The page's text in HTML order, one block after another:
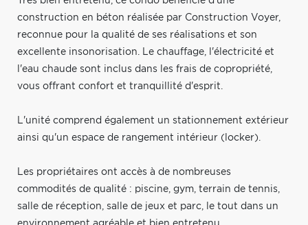
construction en béton réalisée par Construction Voyer,
reconnue pour la qualité de ses réalisations et son
excellente insonorisation. Le chauffage, l'électricité et
l'eau chaude sont inclus dans les frais de copropriété,
vous offrant confort et tranquillité d'esprit.
L'unité comprend également un stationnement extérieur
ainsi qu'un espace de rangement intérieur (locker).
Les propriétaires ont accès à de nombreuses
commodités de qualité : piscine, gym, terrain de tennis,
salle de réception, salle de jeux et parc, le tout dans un